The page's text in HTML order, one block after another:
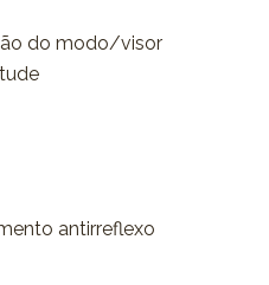
do modo/visor
antirreflexo